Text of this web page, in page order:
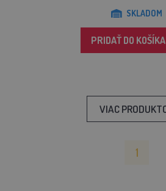
SKLADOM
PRIDAŤ DO KOŠÍKA
VIAC
1